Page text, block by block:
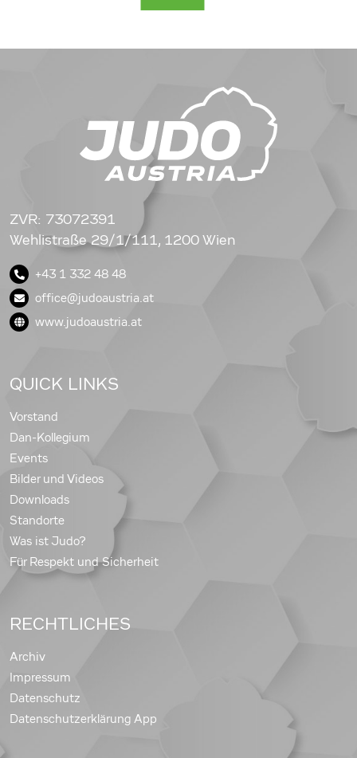
ZVR: 73072391
Wehlistraße 29/1/111, 1200 Wien
+43 1 332 48 48
office@judoaustria.at
www.judoaustria.at
QUICK LINKS
Vorstand
Dan-Kollegium
Events
Bilder und Videos
Downloads
Standorte
Was ist Judo?
Für Respekt und Sicherheit
RECHTLICHES
Archiv
Impressum
Datenschutz
Datenschutzerklärung App